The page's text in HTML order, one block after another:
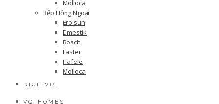
Molloca
Bếp Hồng Ngoại
Ero sun
Dmestik
Bosch
Faster
Hafele
Molloca
DỊCH VỤ
VQ-HOMES